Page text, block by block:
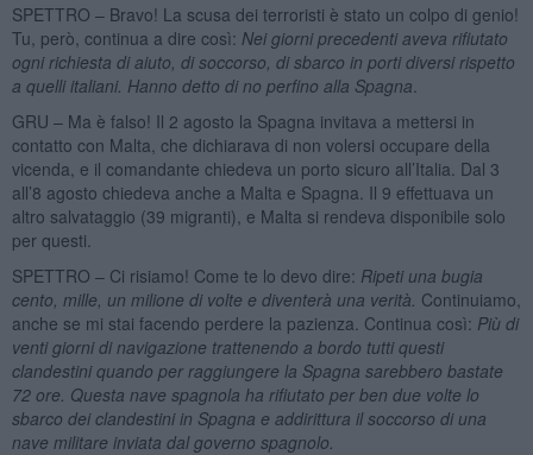
SPETTRO – Bravo! La scusa dei terroristi è stato un colpo di genio!
Tu, però, continua a dire così: Nei giorni precedenti aveva rifiutato
ogni richiesta di aiuto, di soccorso, di sbarco in porti diversi rispetto
a quelli italiani. Hanno detto di no perfino alla Spagna
GRU – Ma è falso! Il 2 agosto la Spagna invitava a mettersi in
contatto con Malta, che dichiarava di non volersi occupare della
vicenda, e il comandante chiedeva un porto sicuro all’Italia. Dal 3
all’8 agosto chiedeva anche a Malta e Spagna. Il 9 effettuava un
altro salvataggio (39 migranti), e Malta si rendeva disponibile solo
per questi.
SPETTRO – Ci risiamo! Come te lo devo dire: Ripeti una bugia
cento, mille, un milione di volte e diventerà una verità. Continuiamo,
anche se mi stai facendo perdere la pazienza. Continua così: Più di
venti giorni di navigazione trattenendo a bordo tutti questi
clandestini quando per raggiungere la Spagna sarebbero bastate
72 ore. Questa nave spagnola ha rifiutato per ben due volte lo
sbarco dei clandestini in Spagna e addirittura il soccorso di una
nave militare inviata dal governo spagnolo.